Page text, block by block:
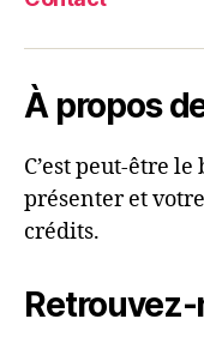
À propos
C’est peut-être
présenter et
crédits.